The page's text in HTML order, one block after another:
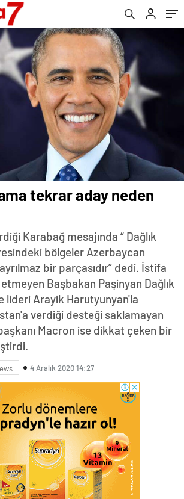
tekrar aday neden
Karabağ mesajında “ Dağlık
bölgeler Azerbaycan
bir parçasıdır” dedi. İstifa
etmeyen Başbakan Paşinyan Dağlık
lideri Arayik Harutyunyan'la
verdiği desteği saklamayan
Macron ise dikkat çeken bir
4 Aralık 2020 14:27